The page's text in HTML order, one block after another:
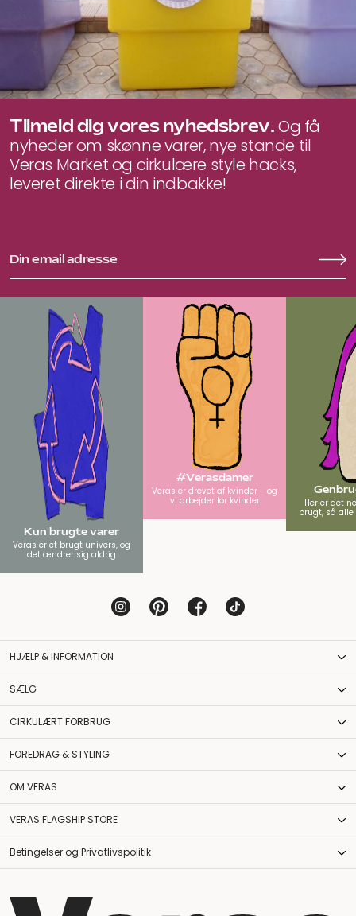
Tilmeld dig vores nyhedsbrev.Og få
nyheder om skønne varer, nye stande til
Veras Market og cirkulære style hacks,
leveret direkte i din indbakke!
Kun brugte varer
Veras er et brugt univers, og
det ændrer sig aldrig
#Verasdamer
Veras er drevet af kvinder - og
vi arbejder for kvinder
Her er det
brugt, så
HJÆLP & INFORMATION
SÆLG
CIRKULÆRT FORBRUG
FOREDRAG & STYLING
OM VERAS
VERAS FLAGSHIP STORE
Betingelser og Privatlivspolitik